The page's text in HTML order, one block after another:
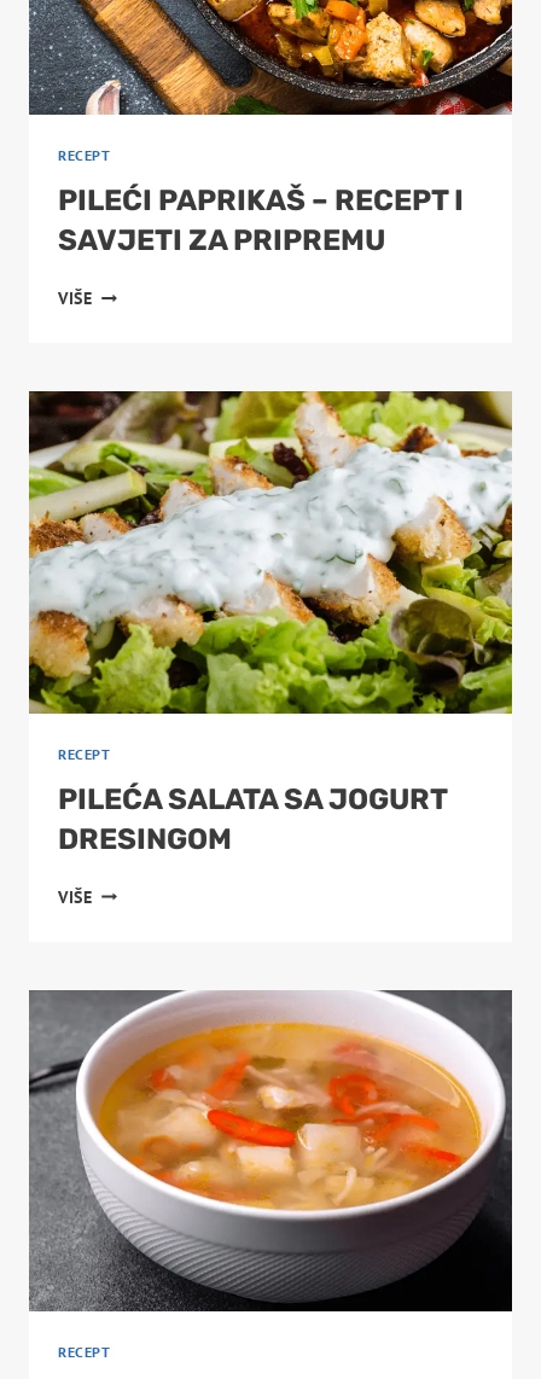
RECEPT
PILEĆI PAPRIKAŠ – RECEPT I
SAVJETI ZA PRIPREMU
VIŠEPILEĆI
I
SAVJETI
ZA
PRIPREMU
RECEPT
PILEĆA SALATA SA JOGURT
DRESINGOM
VIŠEPILEĆA
DRESINGOM
RECEPT